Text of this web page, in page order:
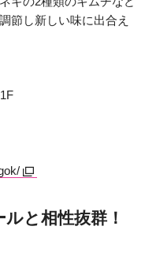
節し新しい味に出合え
1F
と相性抜群！